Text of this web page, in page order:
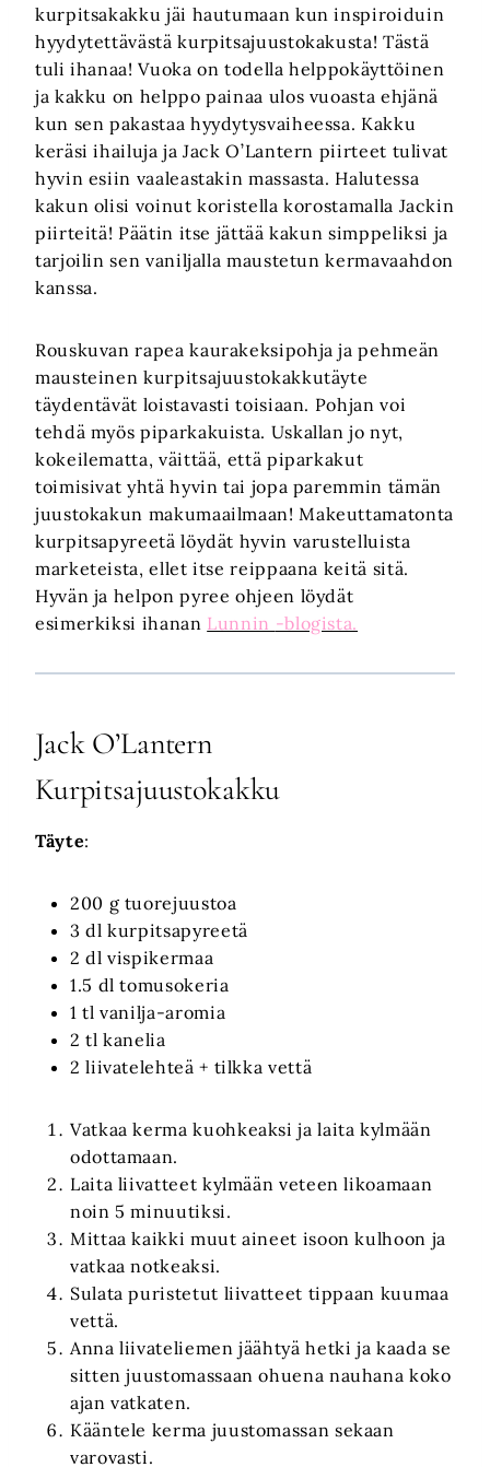
kurpitsakakku jäi hautumaan kun inspiroiduin
hyydytettävästä kurpitsajuustokakusta! Tästä
tuli ihanaa! Vuoka on todella helppokäyttöinen
ja kakku on helppo painaa ulos vuoasta ehjänä
kun sen pakastaa hyydytysvaiheessa. Kakku
keräsi ihailuja ja Jack O’Lantern piirteet tulivat
hyvin esiin vaaleastakin massasta. Halutessa
kakun olisi voinut koristella korostamalla Jackin
piirteitä! Päätin itse jättää kakun simppeliksi ja
tarjoilin sen vaniljalla maustetun kermavaahdon
kanssa.
Rouskuvan rapea kaurakeksipohja ja pehmeän
mausteinen kurpitsajuustokakkutäyte
täydentävät loistavasti toisiaan. Pohjan voi
tehdä myös piparkakuista. Uskallan jo nyt,
kokeilematta, väittää, että piparkakut
toimisivat yhtä hyvin tai jopa paremmin tämän
juustokakun makumaailmaan! Makeuttamatonta
kurpitsapyreetä löydät hyvin varustelluista
marketeista, ellet itse reippaana keitä sitä.
Hyvän ja helpon pyree ohjeen löydät
esimerkiksi ihanan Lunnin -blogista.
Jack O’Lantern
Kurpitsajuustokakku
Täyte:
200 g tuorejuustoa
3 dl kurpitsapyreetä
2 dl vispikermaa
1.5 dl tomusokeria
1 tl vanilja-aromia
2 tl kanelia
2 liivatelehteä + tilkka vettä
Vatkaa kerma kuohkeaksi ja laita kylmään
odottamaan.
Laita liivatteet kylmään veteen likoamaan
noin 5 minuutiksi.
Mittaa kaikki muut aineet isoon kulhoon ja
vatkaa notkeaksi.
Sulata puristetut liivatteet tippaan kuumaa
vettä.
Anna liivateliemen jäähtyä hetki ja kaada se
sitten juustomassaan ohuena nauhana koko
ajan vatkaten.
Kääntele kerma juustomassan sekaan
varovasti.